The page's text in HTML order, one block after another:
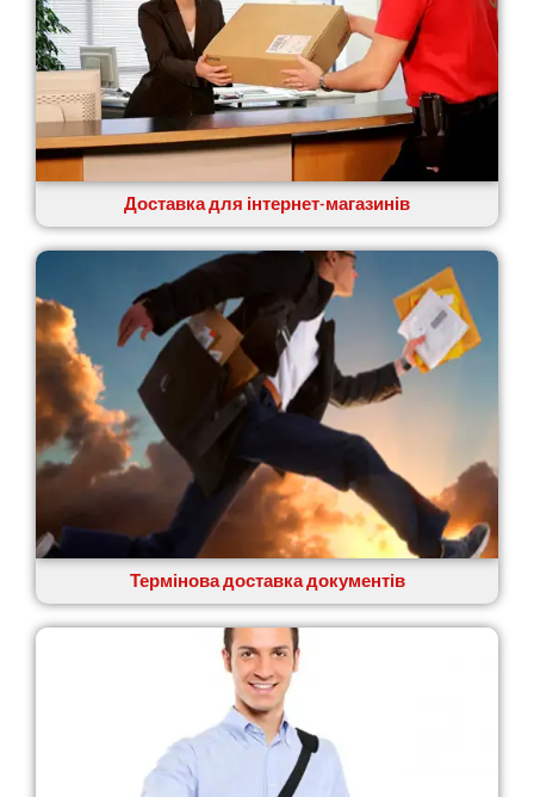
Старокостянтинів
Старі Петрівці
Стебник
Стоянка
Стрий
Суми
Світловодськ
Святопетрівське
Тальне
Тарасівка
Тернопіль
Тернівка
Трускавець
Тульчин
Українка
Умань
Ужгород
Узин
Васильків
Великі Лази
Великий Омеляник
Верхнедніпровськ
Вільнянськ
Віта-Поштова
Доставка для інтернет-магазинів
Термінова доставка документів